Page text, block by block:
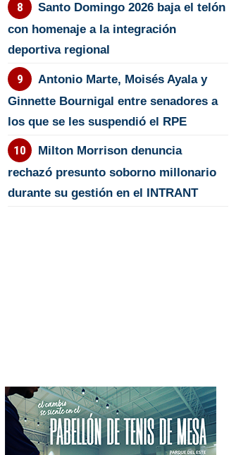
Santo Domingo 2026 baja el telón
con homenaje a la integración
deportiva regional
Antonio Marte, Moisés Ayala y
Ginnette Bournigal entre senadores a
los que se les suspendió el RPE
Milton Morrison denuncia
rechazó presunto soborno millonario
durante su gestión en el INTRANT